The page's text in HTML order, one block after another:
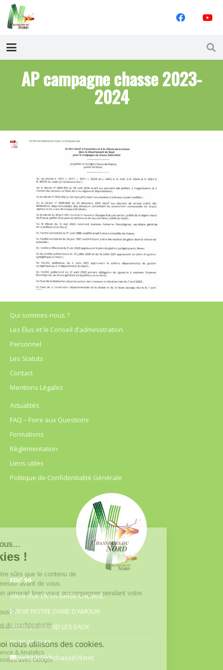
AP campagne chasse 2023-
2024
Qui sommes-nous ?
Les Élus et le Conseil d’administration
Personnel
Les Statuts
Contact
Mentions Légales
Actualités
FAQ – Foire aux Questions
Formations
Règlementation
Liens utiles
Politique de Confidentialité Générale
FDC 59
680 B RUE DE LA GRISE CHEMISE
DREVE NOTRE DAME D’AMOUR
59230 ST AMAND LES EAUX
03.20.41.45.63
webfdc59@chasse59.net